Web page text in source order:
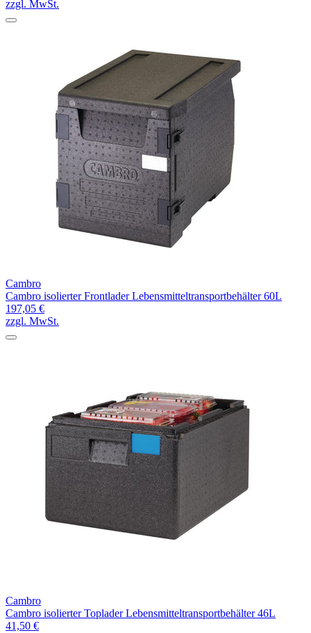
zzgl. MwSt.
Cambro
Cambro isolierter Frontlader Lebensmitteltransportbehälter 60L
197,05 €
zzgl. MwSt.
Cambro
Cambro isolierter Toplader Lebensmitteltransportbehälter 46L
41,50 €